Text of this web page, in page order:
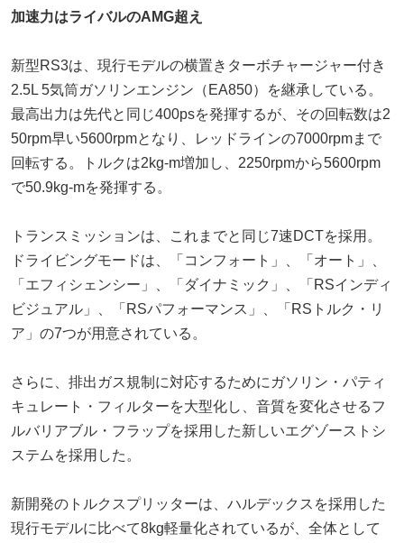
加速力はライバルのAMG超え
新型RS3は、現行モデルの横置きターボチャージャー付き
2.5L 5気筒ガソリンエンジン（EA850）を継承している。
最高出力は先代と同じ400psを発揮するが、その回転数は2
50rpm早い5600rpmとなり、レッドラインの7000rpmまで
回転する。トルクは2kg-m増加し、2250rpmから5600rpm
で50.9kg-mを発揮する。
トランスミッションは、これまでと同じ7速DCTを採用。
ドライビングモードは、「コンフォート」、「オート」、
「エフィシェンシー」、「ダイナミック」、「RSインディ
ビジュアル」、「RSパフォーマンス」、「RSトルク・リ
ア」の7つが用意されている。
さらに、排出ガス規制に対応するためにガソリン・パティ
キュレート・フィルターを大型化し、音質を変化させるフ
ルバリアブル・フラップを採用した新しいエグゾーストシ
ステムを採用した。
新開発のトルクスプリッターは、ハルデックスを採用した
現行モデルに比べて8kg軽量化されているが、全体として